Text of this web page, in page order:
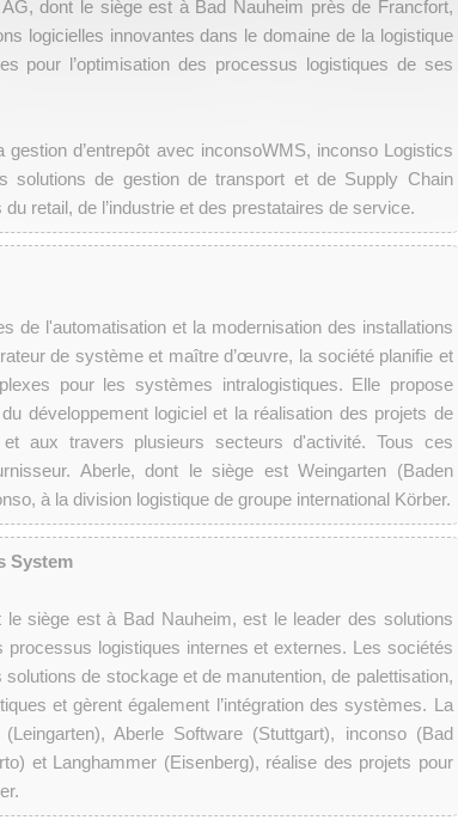
dont le siège est à Bad Nauheim près de Francfort,
logicielles innovantes dans le domaine de la logistique
pour l’optimisation des processus logistiques de ses
d’entrepôt avec inconsoWMS, inconso Logistics
de gestion de transport et de Supply Chain
retail, de l’industrie et des prestataires de service.
de l'automatisation et la modernisation des installations
de système et maître d’œuvre, la société planifie et
pour les systèmes intralogistiques. Elle propose
développement logiciel et la réalisation des projets de
et aux travers plusieurs secteurs d'activité. Tous ces
Aberle, dont le siège est Weingarten (Baden
à la division logistique de groupe international Körber.
System
siège est à Bad Nauheim, est le leader des solutions
processus logistiques internes et externes. Les sociétés
de stockage et de manutention, de palettisation,
et gèrent également l’intégration des systèmes. La
Aberle Software (Stuttgart), inconso (Bad
et Langhammer (Eisenberg), réalise des projets pour